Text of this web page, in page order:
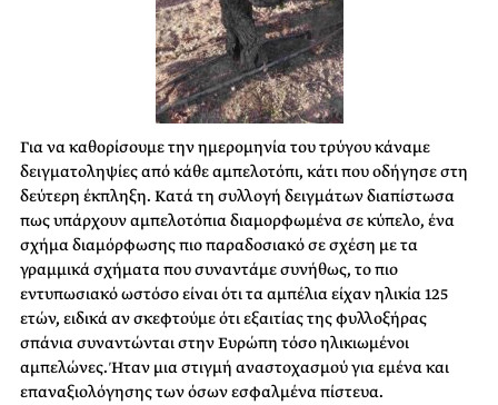
Για να καθορίσουμε την ημερομηνία του τρύγου κάναμε
δειγματοληψίες από κάθε αμπελοτόπι, κάτι που οδήγησε στη
δεύτερη έκπληξη. Κατά τη συλλογή δειγμάτων διαπίστωσα
πως υπάρχουν αμπελοτόπια διαμορφωμένα σε κύπελο, ένα
σχήμα διαμόρφωσης πιο παραδοσιακό σε σχέση με τα
γραμμικά σχήματα που συναντάμε συνήθως, το πιο
εντυπωσιακό ωστόσο είναι ότι τα αμπέλια είχαν ηλικία 125
ετών, ειδικά αν σκεφτούμε ότι εξαιτίας της φυλλοξήρας
σπάνια συναντώνται στην Ευρώπη τόσο ηλικιωμένοι
αμπελώνες. Ήταν μια στιγμή αναστοχασμού για εμένα και
επαναξιολόγησης των όσων εσφαλμένα πίστευα.